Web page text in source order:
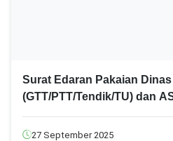
Surat Edaran Pakaian
(GTT/PTT/Tendik/TU) dan
27 September 2025